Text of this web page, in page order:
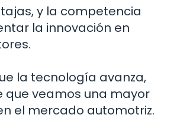
y la competencia
la innovación en
la tecnología avanza,
que veamos una mayor
el mercado automotriz.